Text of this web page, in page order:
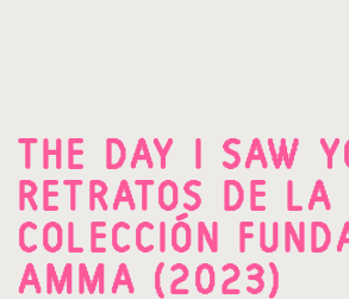
THE DAY I SAW
RETRATOS DE LA
COLECCIÓN
AMMA (2023)